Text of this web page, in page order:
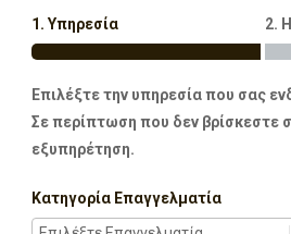
1. Υπηρεσία 2.
Επιλέξτε την υπηρεσία που σας
Σε περίπτωση που δεν βρίσκεστε
εξυπηρέτηση.
Κατηγορία Επαγγελματία